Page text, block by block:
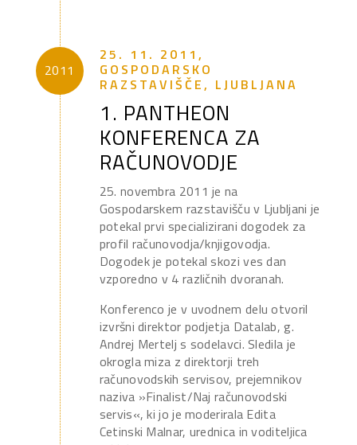
2011
25. 11. 2011,
GOSPODARSKO
RAZSTAVIŠČE, LJUBLJANA
1. PANTHEON
KONFERENCA ZA
RAČUNOVODJE
25. novembra 2011 je na
Gospodarskem razstavišču v Ljubljani je
potekal prvi specializirani dogodek za
profil računovodja/knjigovodja.
Dogodek je potekal skozi ves dan
vzporedno v 4 različnih dvoranah.
Konferenco je v uvodnem delu otvoril
izvršni direktor podjetja Datalab, g.
Andrej Mertelj s sodelavci. Sledila je
okrogla miza z direktorji treh
računovodskih servisov, prejemnikov
naziva »Finalist/Naj računovodski
servis«, ki jo je moderirala Edita
Cetinski Malnar, urednica in voditeljica